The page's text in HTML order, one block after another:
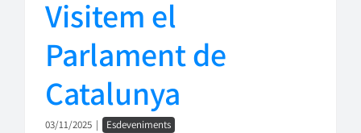
Visitem el
Parlament de
Catalunya
03/11/2025 | Esdeveniments